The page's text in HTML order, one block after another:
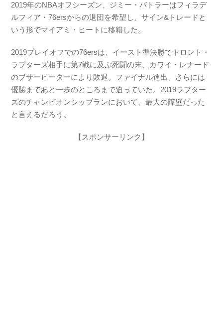
c
e
b
o
o
k
tt
er
er
n
e
e
2019年のNBAオフシーズン、ジミー・バトラーはフィラデ
ルフィア・76ersからの退団を希望し、サイン&トレードと
いう形でマイアミ・ヒートに移籍した。
2019プレイオフでの76ersは、イースト準決勝でトロント・
ラプターズ相手に第7戦に及ぶ死闘の末、カワイ・レナード
のブザービーターにより敗退。ファイナル進出、さらには
優勝まであと一歩のところまで迫っていた。2019ラプター
ズのチャンピオンシップランにおいて、最大の障壁だった
と言えるだろう。
【スポンサーリンク】